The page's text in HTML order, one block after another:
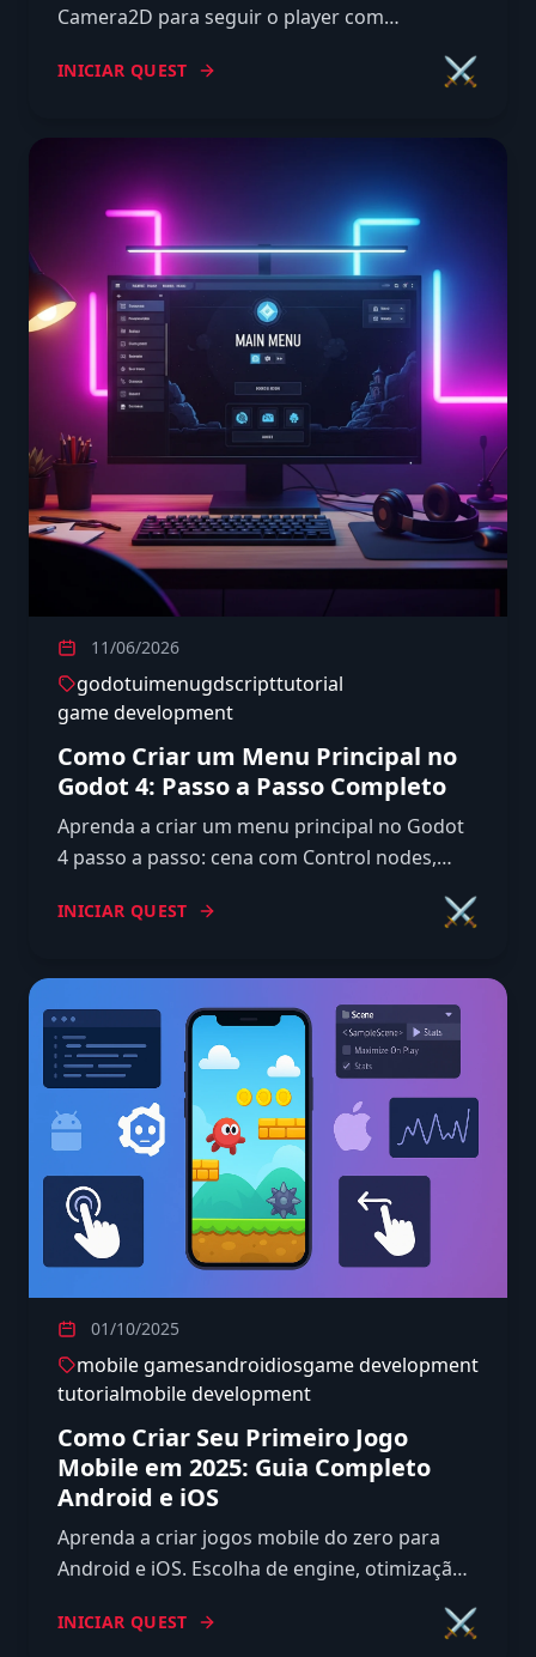
Camera2D para seguir o player com
zoom suave e screen shake.
INICIAR QUEST ⚔️
11/06/2026
godotuimenugdscripttutorial
game development
Como Criar um Menu Principal no
Godot 4: Passo a Passo Completo
Aprenda a criar um menu principal no Godot
4 passo a passo: cena com Control nodes,
navegação por controle.
INICIAR QUEST ⚔️
01/10/2025
mobile gamesandroidiosgame development
tutorialmobile development
Como Criar Seu Primeiro Jogo
Mobile em 2025: Guia Completo
Android e iOS
Aprenda a criar jogos mobile do zero para
Android e iOS. Escolha de engine, otimização,
para sucesso no mobile.
INICIAR QUEST ⚔️